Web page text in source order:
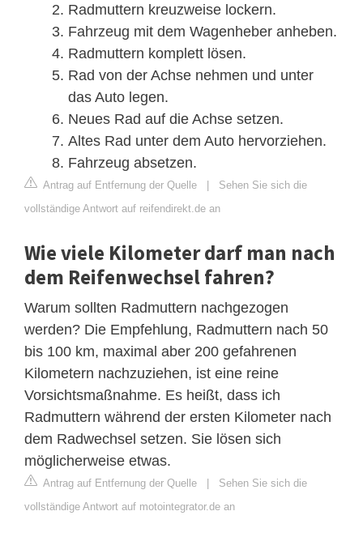
Radmuttern kreuzweise lockern.
Fahrzeug mit dem Wagenheber anheben.
Radmuttern komplett lösen.
Rad von der Achse nehmen und unter
das Auto legen.
Neues Rad auf die Achse setzen.
Altes Rad unter dem Auto hervorziehen.
Fahrzeug absetzen.
Antrag auf Entfernung der Quelle | Sehen Sie sich die
vollständige Antwort auf reifendirekt.de an
Wie viele Kilometer darf man nach
dem Reifenwechsel fahren?
Warum sollten Radmuttern nachgezogen
werden? Die Empfehlung, Radmuttern nach 50
bis 100 km, maximal aber 200 gefahrenen
Kilometern nachzuziehen, ist eine reine
Vorsichtsmaßnahme. Es heißt, dass ich
Radmuttern während der ersten Kilometer nach
dem Radwechsel setzen. Sie lösen sich
möglicherweise etwas.
Antrag auf Entfernung der Quelle | Sehen Sie sich die
vollständige Antwort auf motointegrator.de an